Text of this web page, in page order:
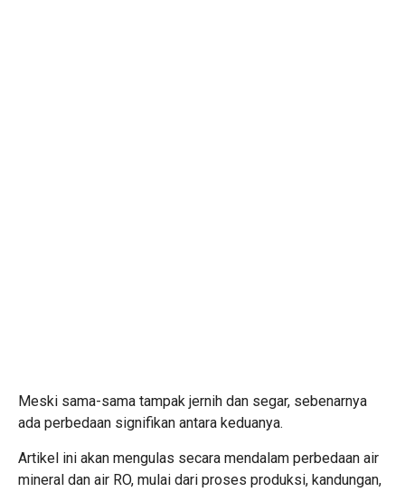
Meski sama-sama tampak jernih dan segar, sebenarnya
ada perbedaan signifikan antara keduanya.
Artikel ini akan mengulas secara mendalam perbedaan air
mineral dan air RO, mulai dari proses produksi, kandungan,